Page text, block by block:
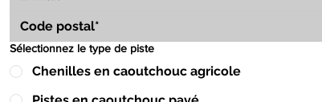
Sélectionnez le type de piste
Chenilles en caoutchouc agricole